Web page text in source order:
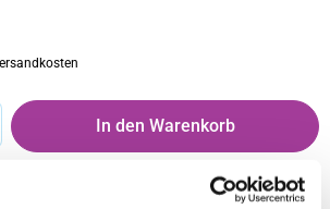
Wert ein oder benutze die Schaltflächen
In den Warenkorb
1-3 Tage